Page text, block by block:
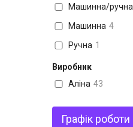
Машинна/ручна
Машинна 4
Ручна 1
Виробник
Аліна 43
Графік роботи